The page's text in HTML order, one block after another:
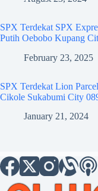
SPX Terdekat SPX
Putih Oebobo Kupang
February 23, 2025
SPX Terdekat Lion
Cikole Sukabumi City
January 21, 2024